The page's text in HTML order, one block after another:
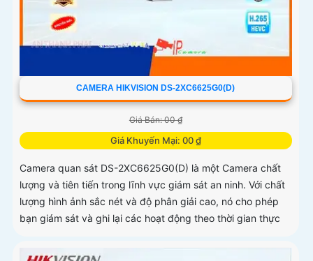
CAMERA HIKVISION DS-2XC6625G0(D)
Giá Bán: 00 ₫
Giá Khuyến Mại: 00 ₫
Camera quan sát DS-2XC6625G0(D) là một Camera chất
lượng và tiên tiến trong lĩnh vực giám sát an ninh. Với chất
lượng hình ảnh sắc nét và độ phân giải cao, nó cho phép
bạn giám sát và ghi lại các hoạt động theo thời gian thực